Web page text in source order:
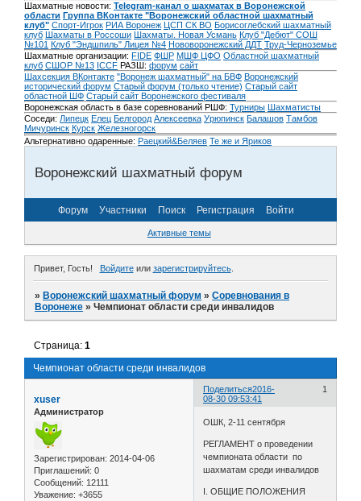
Шахматные новости: Telegram-канал о шахматах в Воронежской
области Группа ВКонтакте "Воронежский областной шахматный
клуб" Спорт-Игрок РИА Воронеж ЦСП СК ВО Борисоглебский шахматный
клуб Шахматы в Россоши Шахматы. Новая Усмань Клуб "Дебют" СОШ
№101 Клуб "Эндшпиль" Лицея №4 Нововоронежский ДДТ Труд-Черноземье
Шахматные организации: FIDE ФШР МШФ ЦФО Областной шахматный
клуб СШОР №13 ICCF РАЗШ: форум сайт
Шахсекция ВКонтакте "Воронеж шахматный" на БВФ Воронежский
исторический форум Cтарый форум (только чтение) Старый сайт
областной ШФ Старый сайт Воронежского фестиваля
Воронежская область в базе соревнований РШФ: Турниры Шахматисты
Соседи: Липецк Елец Белгород Алексеевка Урюпинск Балашов Тамбов
Мичуринск Курск Железногорск
Альтернативно одаренные: Раецкий&Беляев Те же и Яриков
Воронежский шахматный форум
Форум Участники Поиск Регистрация Войти
Активные темы
Привет, Гость! Войдитеили зарегистрируйтесь.
»Воронежский шахматный форум »Соревнования в
Воронеже »Чемпионат области среди инвалидов
Чемпионат области среди инвалидов
Страница:1
Поделиться 1
2016-
08-30 09:53:41
xuser
Администратор
Зарегистрирован: 2014-04-06
Приглашений: 0
Сообщений: 12111
Уважение: +3655
ОШК, 2-11 сентября
РЕГЛАМЕНТ о проведении
чемпионата области по
шахматам среди инвалидов
I. ОБЩИЕ ПОЛОЖЕНИЯ